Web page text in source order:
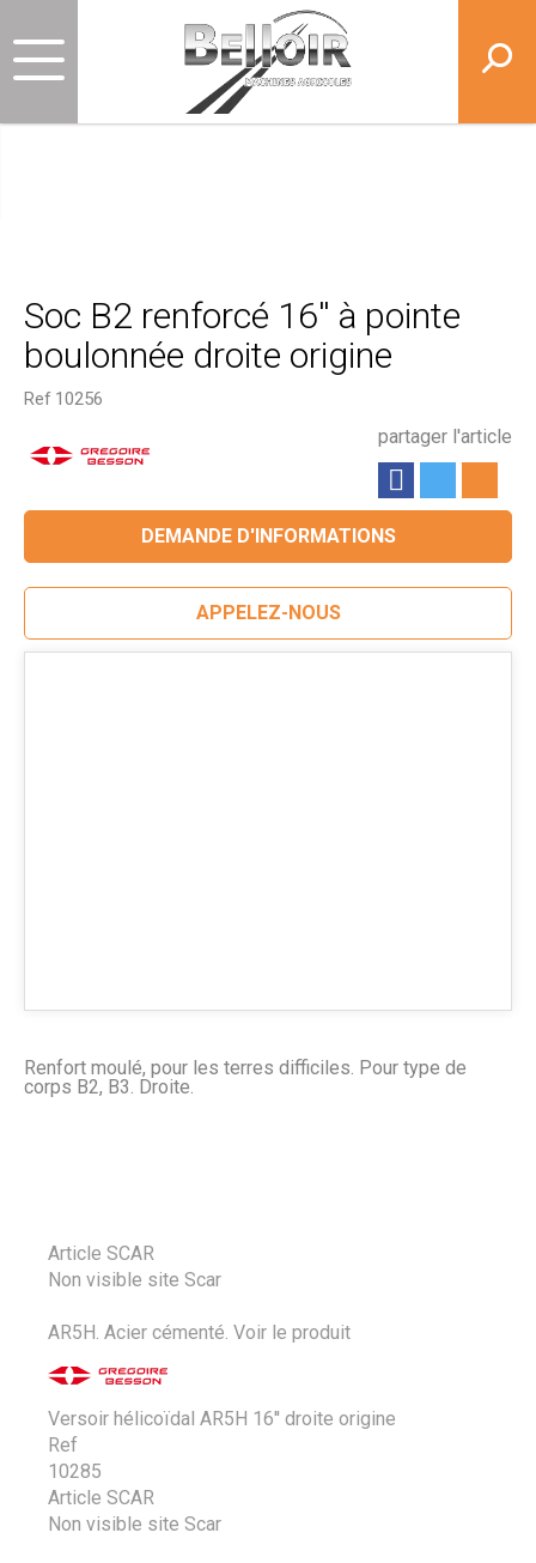
Soc B2 renforcé 16'' à pointe
boulonnée droite origine
Ref 10256
partager l'article
Renfort moulé, pour les terres difficiles. Pour type de
corps B2, B3. Droite.
DEMANDE D'INFORMATIONS
APPELEZ-NOUS
Article SCAR
Non visible site Scar
AR5H. Acier cémenté. Voir le produit
Versoir hélicoïdal AR5H 16'' droite origine
Ref
10285
Article SCAR
Non visible site Scar